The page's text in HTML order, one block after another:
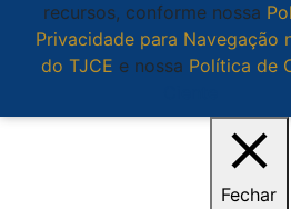
recursos, conforme nossa
Privacidade para Navegação
do TJCE e nossa Política de
Fechar